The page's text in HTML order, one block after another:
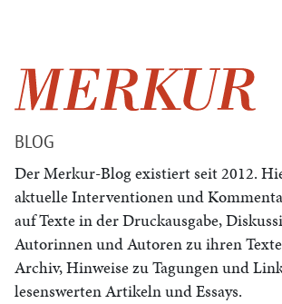
BLOG
Der Merkur-Blog existiert seit 2012.
aktuelle Interventionen und
auf Texte in der Druckausgabe,
Autorinnen und Autoren zu ihren
Archiv, Hinweise zu Tagungen und
lesenswerten Artikeln und Essays.